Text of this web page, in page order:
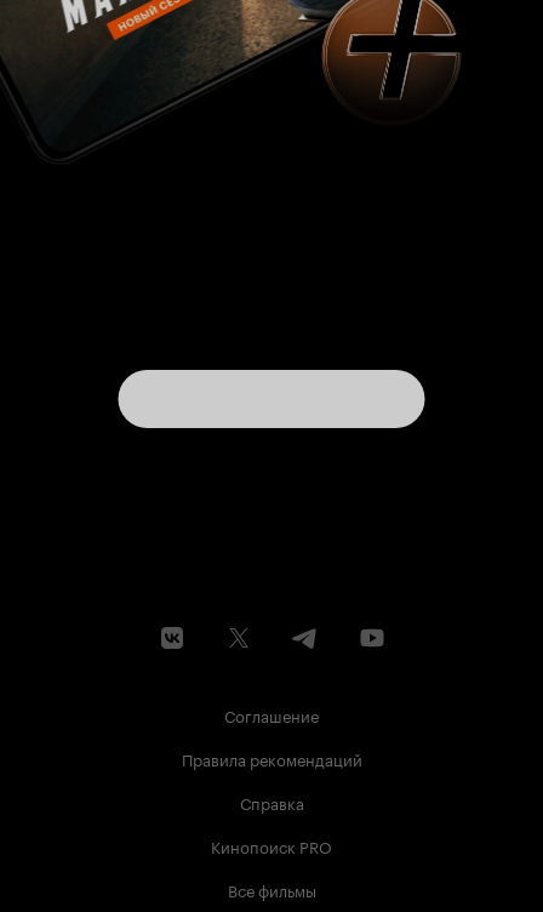
Соглашение
Правила рекомендаций
Справка
Кинопоиск PRO
Все фильмы